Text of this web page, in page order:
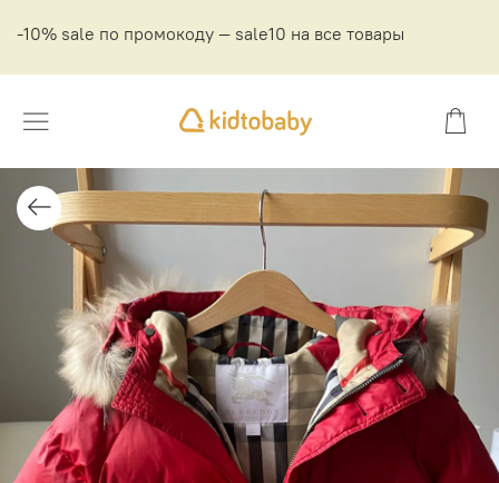
-10% sale по промокоду — sale10 на все товары